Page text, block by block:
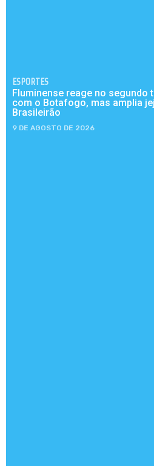
ESPORTES
Fluminense reage no segundo
com o Botafogo, mas amplia
Brasileirão
9 DE AGOSTO DE 2026